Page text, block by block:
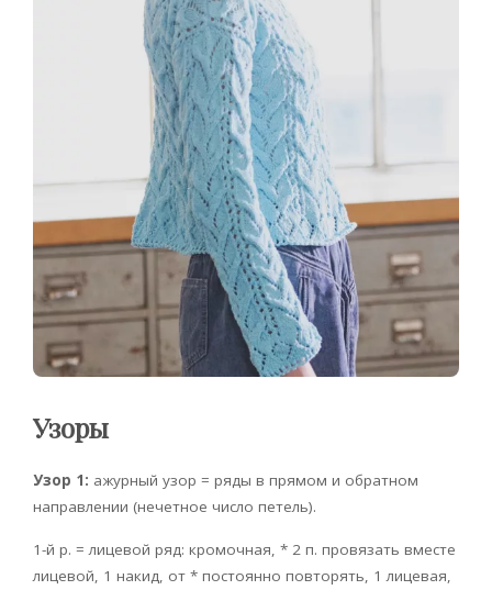
Узоры
Узор 1: ажурный узор = ряды в прямом и обратном
направлении (нечетное число петель).
1-й р. = лицевой ряд: кромочная, * 2 п. провязать вместе
лицевой, 1 накид, от * постоянно повторять, 1 лицевая,